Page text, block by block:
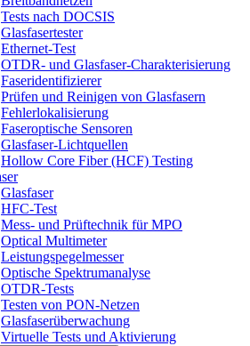
Tests nach DOCSIS
Glasfasertester
Ethernet-Test
OTDR- und Glasfaser-Charakterisierung
Faseridentifizierer
Prüfen und Reinigen von Glasfasern
Fehlerlokalisierung
Faseroptische Sensoren
Glasfaser-Lichtquellen
Hollow Core Fiber (HCF) Testing
Glasfaser
HFC-Test
Mess- und Prüftechnik für MPO
Optical Multimeter
Leistungspegelmesser
Optische Spektrumanalyse
OTDR-Tests
Testen von PON-Netzen
Glasfaserüberwachung
Virtuelle Tests und Aktivierung